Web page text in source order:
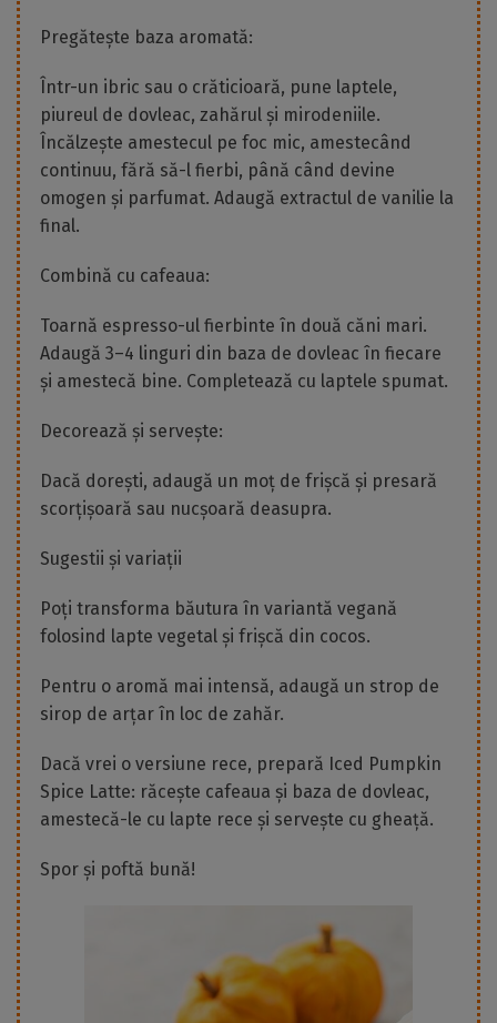
Pregătește baza aromată:
Într-un ibric sau o crăticioară, pune laptele,
piureul de dovleac, zahărul și mirodeniile.
Încălzește amestecul pe foc mic, amestecând
continuu, fără să-l fierbi, până când devine
omogen și parfumat. Adaugă extractul de vanilie la
final.
Combină cu cafeaua:
Toarnă espresso-ul fierbinte în două căni mari.
Adaugă 3–4 linguri din baza de dovleac în fiecare
și amestecă bine. Completează cu laptele spumat.
Decorează și servește:
Dacă dorești, adaugă un moț de frișcă și presară
scorțișoară sau nucșoară deasupra.
Sugestii și variații
Poți transforma băutura în variantă vegană
folosind lapte vegetal și frișcă din cocos.
Pentru o aromă mai intensă, adaugă un strop de
sirop de arțar în loc de zahăr.
Dacă vrei o versiune rece, prepară Iced Pumpkin
Spice Latte: răcește cafeaua și baza de dovleac,
amestecă-le cu lapte rece și servește cu gheață.
Spor și poftă bună!